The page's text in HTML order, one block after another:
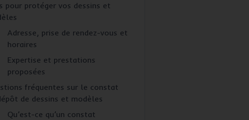
pour protéger vos dessins et
Adresse, prise de rendez-vous et
horaires
Expertise et prestations
proposées
fréquentes sur le constat
de dessins et modèles
Qu’est-ce qu’un constat